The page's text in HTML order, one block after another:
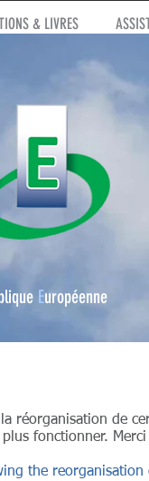
Européenne
& LIVRES
réorganisation de
fonctionner.
the